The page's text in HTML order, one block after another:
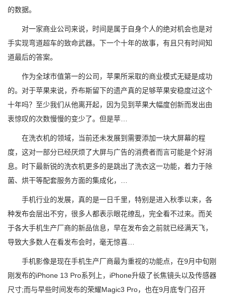
的数据。
对一家商业公司来说，时间是属于自身个人的绝对机会也是对
手实现弯道超车的致命武器。下一个十年的故事，有且只有时间知
道最后的答案。
作为全球市值第一的公司，苹果所采取的商业模式无疑是成功
的。对于苹果来说，乔布斯留下的遗产真的足够苹果安稳度过这个
十年吗？至少我们从他离开起，因为见到苹果大幅度创新而发出由
衷惊叹的次数慢慢的变少了。但是苹…
在洗衣机的领域，当前还未发展到需要添加一块大屏幕的程
度，这对一部分已经厌烦了大屏与广告的消费者而言可能是个好消
息。时下最新锐的洗衣机更多的是跳出了洗衣这一功能，着力于除
菌、烘干等配套服务方面的集成化，…
手机行业的发展，真的是一日千里，特别是进入秋季以来，各
种发布会层出不穷，很多人都表示眼花缭乱，完全看不过来。而关
于各大手机生产厂商的新品信息，早在发布会之前就已经满天飞，
导致大多数人在看发布会时，毫无惊喜…
手机影像是现在手机生产厂商最为重视的功能点，在9月中旬刚
刚发布的iPhone 13 Pro系列上，iPhone升级了长焦镜头以及传感器
尺寸;而与早些时间发布的荣耀Magic3 Pro，也在9月底专门召开